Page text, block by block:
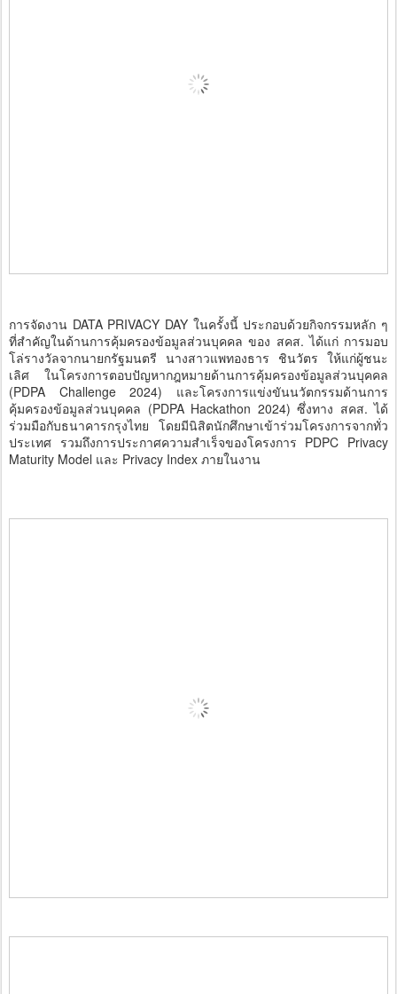
การจัดงาน DATA PRIVACY DAY ในครั้งนี้ ประกอบด้วยกิจกรรมหลัก ๆ
ที่สำคัญในด้านการคุ้มครองข้อมูลส่วนบุคคล ของ สคส. ได้แก่ การมอบ
โล่รางวัลจากนายกรัฐมนตรี นางสาวแพทองธาร ชินวัตร ให้แก่ผู้ชนะ
เลิศ ในโครงการตอบปัญหากฎหมายด้านการคุ้มครองข้อมูลส่วนบุคคล
(PDPA Challenge 2024) และโครงการแข่งขันนวัตกรรมด้านการ
คุ้มครองข้อมูลส่วนบุคคล (PDPA Hackathon 2024) ซึ่งทาง สคส. ได้
ร่วมมือกับธนาคารกรุงไทย โดยมีนิสิตนักศึกษาเข้าร่วมโครงการจากทั่ว
ประเทศ รวมถึงการประกาศความสำเร็จของโครงการ PDPC Privacy
Maturity Model และ Privacy Index ภายในงาน